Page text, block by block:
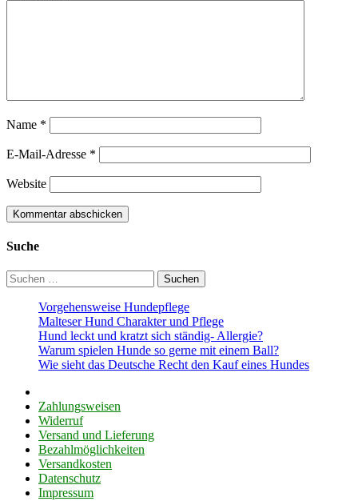
Name *
E-Mail-Adresse *
Website
Suche
Suchen
nach:
Vorgehensweise Hundepflege
Malteser Hund Charakter und Pflege
Hund leckt und kratzt sich ständig- Allergie?
Warum spielen Hunde so gerne mit einem Ball?
Wie sieht das Deutsche Recht den Kauf eines Hundes
Zahlungsweisen
Widerruf
Versand und Lieferung
Bezahlmöglichkeiten
Versandkosten
Datenschutz
Impressum